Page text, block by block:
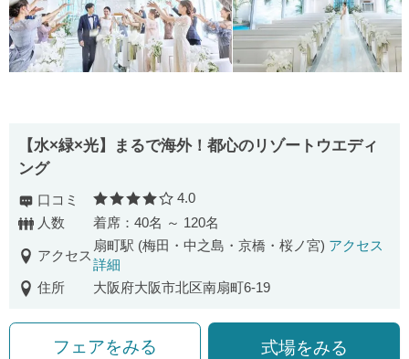
【水×緑×光】まるで海外！都心のリゾートウエディ
ング
口コミ 口コミ評価
4.0
人数
着席：40名 ～ 120名
アクセス
扇町駅 (梅田・中之島・京橋・桜ノ宮) アクセス
詳細
住所
大阪府大阪市北区南扇町6-19
フェアをみる 式場をみる